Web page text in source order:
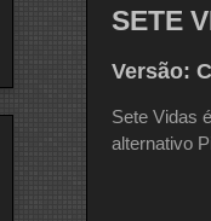
SETE
Versão:
Sete Vidas
alternativo